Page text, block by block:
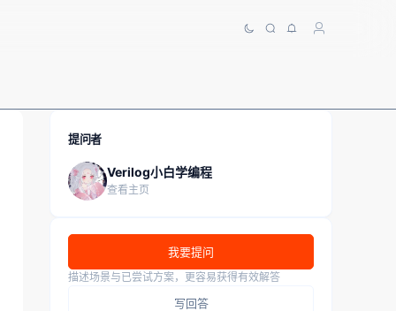
提问者
Verilog小白学编程
查看主页
我要提问
描述场景与已尝试方案，更容易获得有效解答
写回答